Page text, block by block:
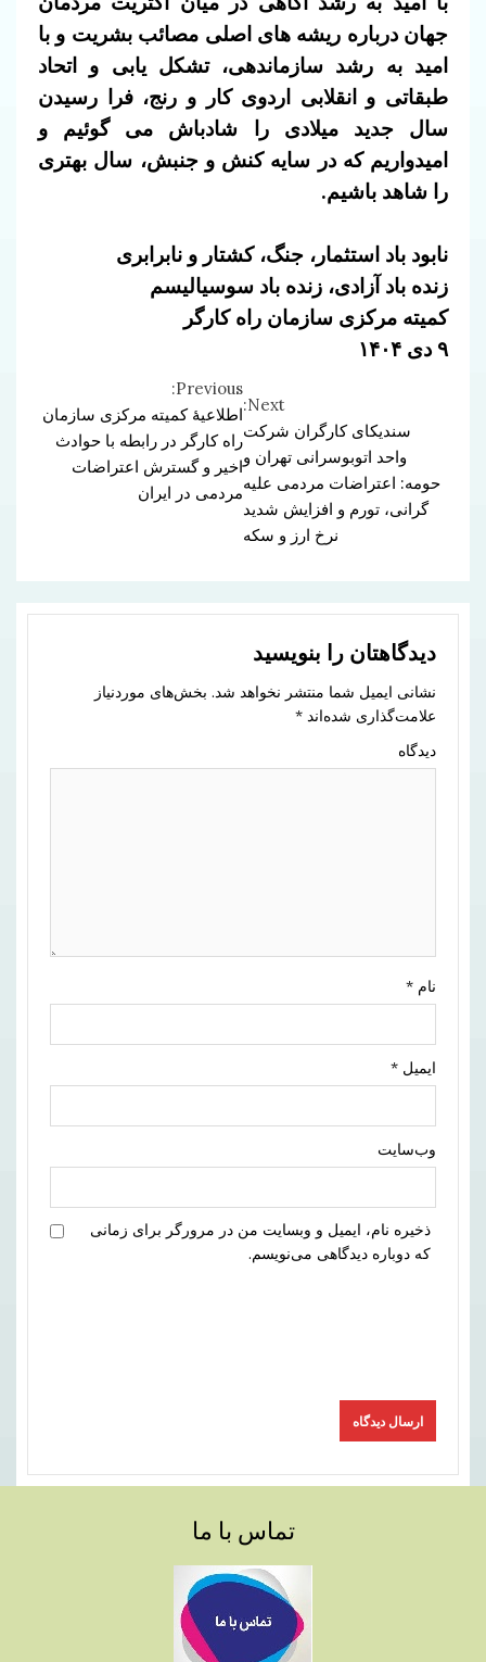
جهان درباره ریشه های اصلی مصائب بشریت و با
امید به رشد سازماندهی، تشکل یابی و اتحاد
طبقاتی و انقلابی اردوی کار و رنج، فرا رسیدن
سال جدید میلادی را شادباش می گوئیم و
امیدواریم که در سایه کنش و جنبش، سال بهتری
را شاهد باشیم.
نابود باد استثمار، جنگ، کشتار و نابرابری
زنده باد آزادی، زنده باد سوسیالیسم
کمیته مرکزی سازمان راه کارگر
۹ دی ۱۴۰۴
Reading
Previous:
اطلاعیهٔ کمیته مرکزی سازمان
راه کارگر در رابطه با حوادث
اخیر و گسترش اعتراضات
مردمی در ایران
Next:
سندیکای کارگران شرکت
واحد اتوبوسرانی تهران و
حومه: اعتراضات مردمی علیه
گرانی، تورم و افزایش شدید
نرخ ارز و سکه
دیدگاهتان را بنویسید
نشانی ایمیل شما منتشر نخواهد شد. بخش‌های موردنیاز
علامت‌گذاری شده‌اند *
دیدگاه
نام *
ایمیل *
وب‌سایت
ذخیره نام، ایمیل و وبسایت من در مرورگر برای زمانی
که دوباره دیدگاهی می‌نویسم.
تماس با ما